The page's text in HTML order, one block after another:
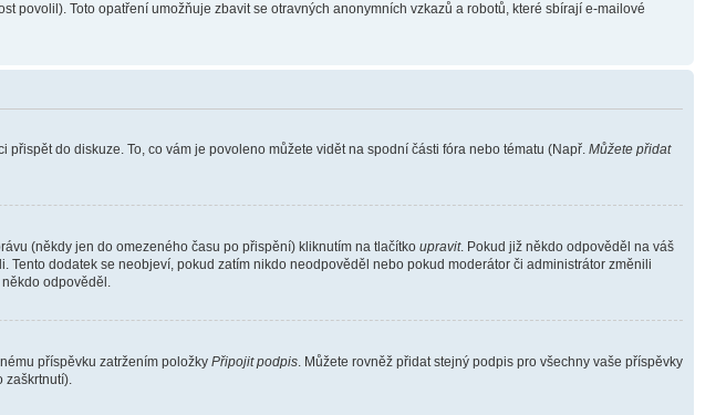
povolil). Toto opatření umožňuje zbavit se otravných anonymních vzkazů a robotů, které sbírají e-mailové
do diskuze. To, co vám je povoleno můžete vidět na spodní části fóra nebo tématu (Např. Můžete přidat
(někdy jen do omezeného času po přispění) kliknutím na tlačítko upravit. Pokud již někdo odpověděl na váš
dodatek se neobjeví, pokud zatím nikdo neodpověděl nebo pokud moderátor či administrátor změnili
odpověděl.
příspěvku zatržením položky Připojit podpis. Můžete rovněž přidat stejný podpis pro všechny vaše příspěvky
zaškrtnutí).